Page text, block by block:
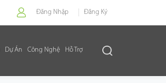
Đăng Nhập Đăng Ký
Dự Án Công Nghệ
Hỗ Trợ